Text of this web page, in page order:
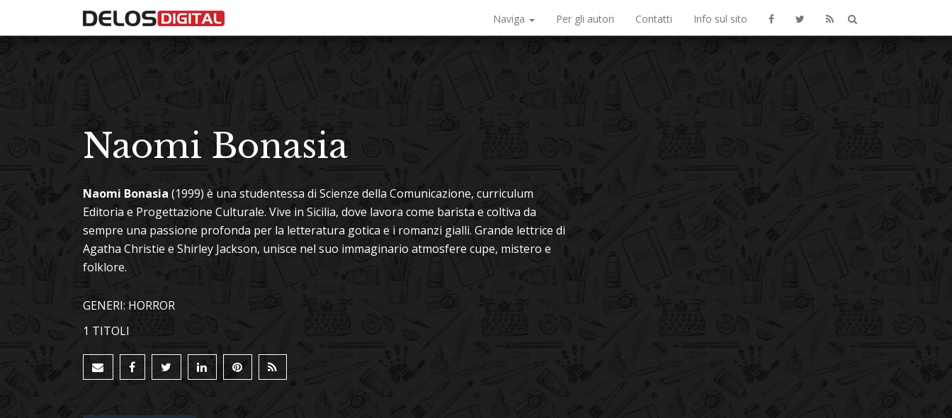
Naviga Per gli autori Contatti Info sul sito
Naomi Bonasia
Naomi Bonasia (1999) è una studentessa di Scienze della Comunicazione, curriculum
Editoria e Progettazione Culturale. Vive in Sicilia, dove lavora come barista e coltiva da
sempre una passione profonda per la letteratura gotica e i romanzi gialli. Grande lettrice di
Agatha Christie e Shirley Jackson, unisce nel suo immaginario atmosfere cupe, mistero e
folklore.
GENERI: HORROR
1 TITOLI